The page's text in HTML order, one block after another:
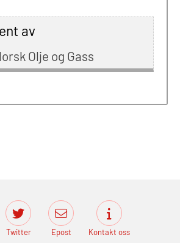
av
Olje og Gass
Twitter Epost Kontakt oss